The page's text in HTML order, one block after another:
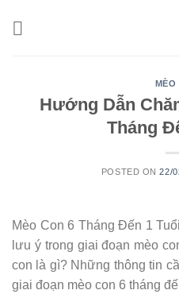
MÈO
Hướng Dẫn
Tháng
POSTED ON22/
Mèo Con 6 Tháng Đến 1
lưu ý trong giai đoạn mèo
con là gì? Những thông tin
giai đoạn mèo con 6 tháng